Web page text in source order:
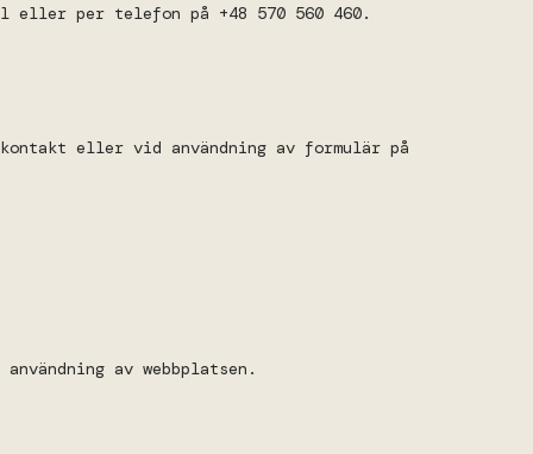
eller per telefon på +48 570 560 460.
eller vid användning av formulär på
av webbplatsen.